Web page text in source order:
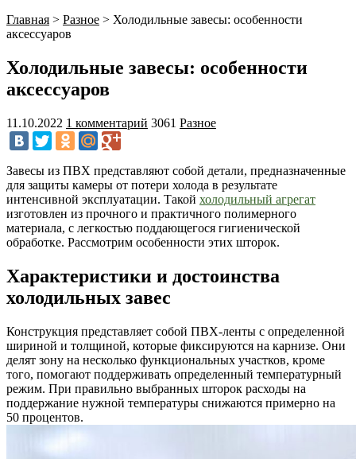
Главная > Разное > Холодильные завесы: особенности
аксессуаров
Холодильные завесы: особенности
аксессуаров
11.10.2022 1 комментарий 3061 Разное
Завесы из ПВХ представляют собой детали, предназначенные
для защиты камеры от потери холода в результате
интенсивной эксплуатации. Такой холодильный агрегат
изготовлен из прочного и практичного полимерного
материала, с легкостью поддающегося гигиенической
обработке. Рассмотрим особенности этих шторок.
Характеристики и достоинства
холодильных завес
Конструкция представляет собой ПВХ-ленты с определенной
шириной и толщиной, которые фиксируются на карнизе. Они
делят зону на несколько функциональных участков, кроме
того, помогают поддерживать определенный температурный
режим. При правильно выбранных шторок расходы на
поддержание нужной температуры снижаются примерно на
50 процентов.